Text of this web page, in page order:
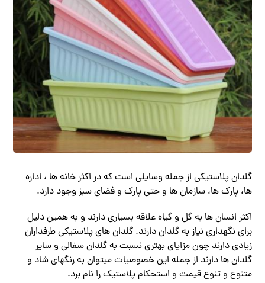
گلدان پلاستیکی از جمله وسایلی است که در اکثر خانه ها ، اداره
ها، پارک ها، سازمان ها و حتی پارک و فضای سبز وجود دارد.
اکثر انسان ها به گل و گیاه علاقه بسیاری دارند و به همین دلیل
برای نگهداری نیاز به گلدان دارند. گلدان های پلاستیکی طرفداران
زیادی دارند چون مزایای بهتری نسبت به گلدان سفالی و سایر
گلدان ها دارند از جمله این خصوصیات میتوان به رنگهای شاد و
متنوع و تنوع قیمت و استحکام پلاستیک را نام برد.